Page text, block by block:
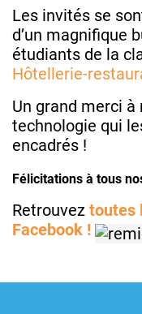
Les invités se
d’un magnifique
étudiants de la
Hôtellerie-
Un grand merci à
technologie qui
encadrés !
Félicitations à tous
Retrouvez toutes
Facebook !